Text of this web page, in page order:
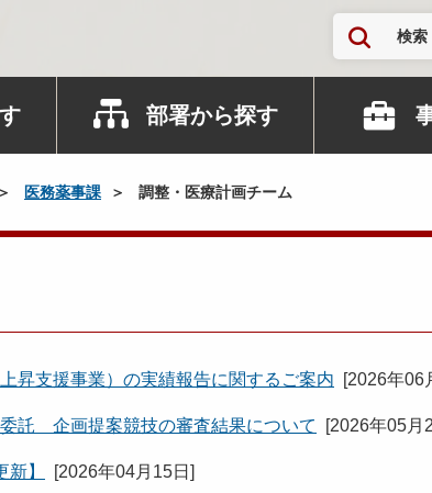
検索
部署から探す
医務薬事課 調整・医療計画チーム
昇支援事業）の実績報告に関するご案内 [2026年06
託 企画提案競技の審査結果について [2026年05月
】 [2026年04月15日 ]